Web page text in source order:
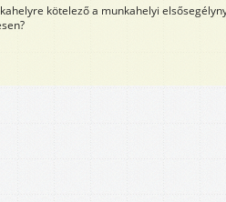
kötelező a munkahelyi